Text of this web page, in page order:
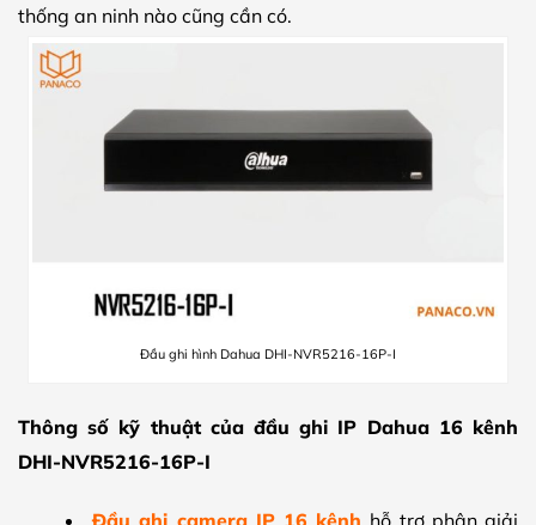
thống an ninh nào cũng cần có.
Đầu ghi hình Dahua DHI-NVR5216-16P-I
Thông số kỹ thuật của đầu ghi IP Dahua 16 kênh
DHI-NVR5216-16P-I
Đầu ghi camera IP 16 kênh hỗ trợ phân giải